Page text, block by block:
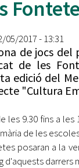
Oberta la
jove 2026
Cerdanyola
Barris per
l'entorn de
El FIT
L’Ajuntament
l'eclipsi solar
05/2017 - 13:31
de jocs del
de les
edició del
"Cultura
les 9.30 fins a
de les
posaran a la
d'aquests darrers